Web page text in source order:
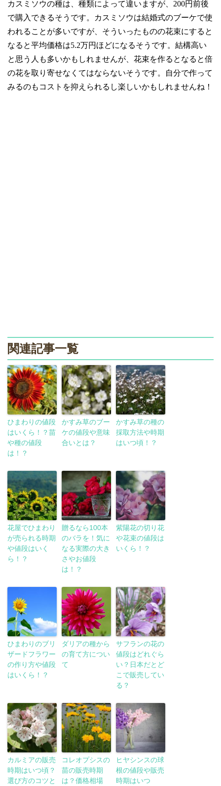
カスミソウの種は、種類によって違いますが、 200円前後
で購入できるそうです。カスミソウは結婚式のブーケで使
われることが多いですが、そういったものの花束にすると
なると平均価格は5.2万円ほどになるそうです。結構高い
と思う人も多いかもしれませんが、花束を作るとなると倍
の花を取り寄せなくてはならないそうです。自分で作って
みるのもコストを抑えられるし楽しいかもしれませんね！
関連記事一覧
ひまわりの値段
はいくら！？苗
や種の値段
は！？
かすみ草のブー
ケの値段や意味
合いとは？
かすみ草の種の
採取方法や時期
はいつ頃！？
花屋でひまわり
が売られる時期
や値段はいく
ら！？
贈るなら100本
のバラを！気に
なる実際の大き
さやお値段
は！？
紫陽花の切り花
や花束の値段は
いくら！？
ひまわりのブリ
ザードフラワー
の作り方や値段
はいくら！？
ダリアの種から
の育て方につい
て
サフランの花の
値段はどれぐら
い？日本だとど
こで販売してい
る？
カルミアの販売
時期はいつ頃？
選び方のコツと
コレオプシスの
苗の販売時期
は？価格相場
ヒヤシンスの球
根の値段や販売
時期はいつ